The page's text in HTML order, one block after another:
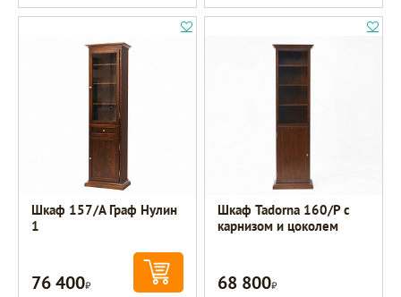
Шкаф 157/А Граф Нулин
1
76 400Р
Шкаф Tadorna 160/Р с
карнизом и цоколем
68 800Р